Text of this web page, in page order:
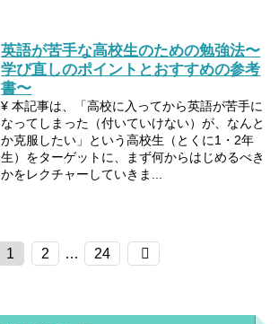
英語が苦手な高校生のための勉強法〜
学び直しのポイントとおすすめの参考
書〜
¥ 本記事は、「高校に入ってから英語が苦手に
なってしまった（付いていけない）が、なんと
か克服したい」という高校生（とくに1・2年
生）をターゲットに、まず何からはじめるべき
かをレクチャーしていきま...
1 2 … 24